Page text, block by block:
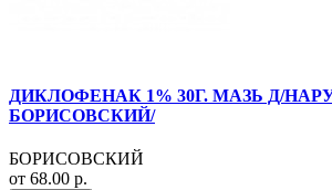
ДИКЛОФЕНАК 1% 30Г. МАЗЬ Д/
БОРИСОВСКИЙ/
БОРИСОВСКИЙ
от 68.00 р.